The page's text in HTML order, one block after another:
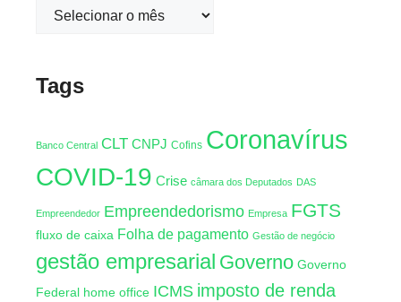
Tags
Banco Central CLT CNPJ Cofins Coronavírus
COVID-19 Crise câmara dos Deputados DAS
Empreendedor Empreendedorismo Empresa FGTS
fluxo de caixa Folha de pagamento Gestão de negócio
gestão empresarial Governo Governo
Federal home office ICMS imposto de renda